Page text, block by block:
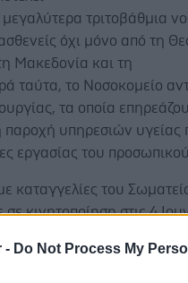
- Do Not Process My
τριτοβάθμια
όχι μόνο από τη
Μακεδονία και τη
ταύτα, το Νοσοκομείο
τα οποία
παροχή υπηρεσιών υγείας
εργασίας του προσωπικού.
καταγγελίες του
κινητοποίηση στις 4
σε όλες σχεδόν